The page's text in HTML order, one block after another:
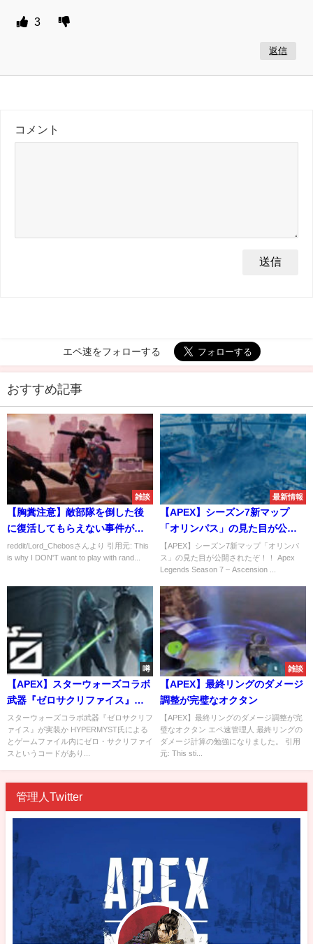
3
返信
コメント
エペ速をフォローする
おすすめ記事
雑談
【胸糞注意】敵部隊を倒した後
に復活してもらえない事件が発
生→これはOUTだわ・・・
reddit/Lord_Chebosさんより 引用元: This
is why I DON'T want to play with rand...
最新情報
【APEX】シーズン7新マップ
「オリンパス」の見た目が公開
されたぞ！！
【APEX】シーズン7新マップ「オリンパ
ス」の見た目が公開されたぞ！！ Apex
Legends Season 7 – Ascension ...
噂
【APEX】スターウォーズコラボ
武器『ゼロサクリファイス』が
実装か
スターウォーズコラボ武器『ゼロサクリフ
ァイス』が実装か HYPERMYST氏による
とゲームファイル内にゼロ・サクリファイ
スというコードがあり...
雑談
【APEX】最終リングのダメージ
調整が完璧なオクタン
【APEX】最終リングのダメージ調整が完
璧なオクタン エペ速管理人 最終リングの
ダメージ計算の勉強になりました。 引用
元: This sti...
管理人Twitter